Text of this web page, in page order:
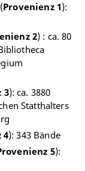
Provenienz 1):
2) : ca. 80
3): ca. 3880
Statthalters
4): 343 Bände
5):